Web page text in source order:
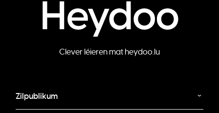
Clever léieren mat heydoo.lu
Zilpublikum